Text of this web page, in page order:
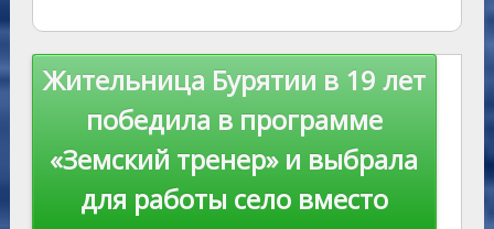
as
s
ni
ki
r
n
al
m p
p
st Li
n
k
Навигация
Жительница Бурятии в 19 лет
победила в программе
«Земский тренер» и выбрала
для работы село вместо